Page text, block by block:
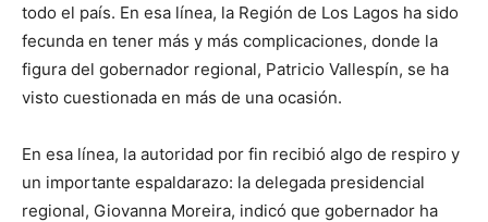
todo el país. En esa línea, la Región de Los Lagos ha sido
fecunda en tener más y más complicaciones, donde la
figura del gobernador regional, Patricio Vallespín, se ha
visto cuestionada en más de una ocasión.
En esa línea, la autoridad por fin recibió algo de respiro y
un importante espaldarazo: la delegada presidencial
regional, Giovanna Moreira, indicó que gobernador ha